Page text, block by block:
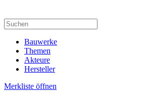
Bauwerke
Themen
Akteure
Hersteller
Merkliste öffnen